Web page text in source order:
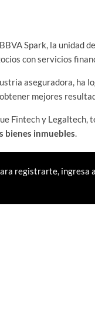
Spark, la unidad
con servicios
aseguradora, ha
mejores
Fintech y Legaltech,
bienes inmuebles.
registrarte, ingresa